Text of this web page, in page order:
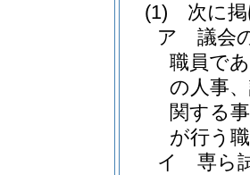
(1)
次に
ア
議会
職員で
の人事
関する
が行う
イ
専ら